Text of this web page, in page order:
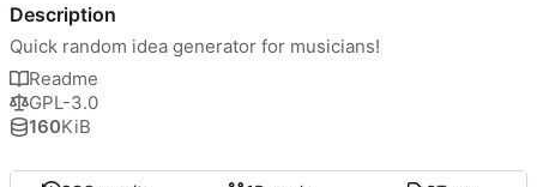
Description
Quick random idea generator for musicians!
Readme
GPL-3.0
160KiB